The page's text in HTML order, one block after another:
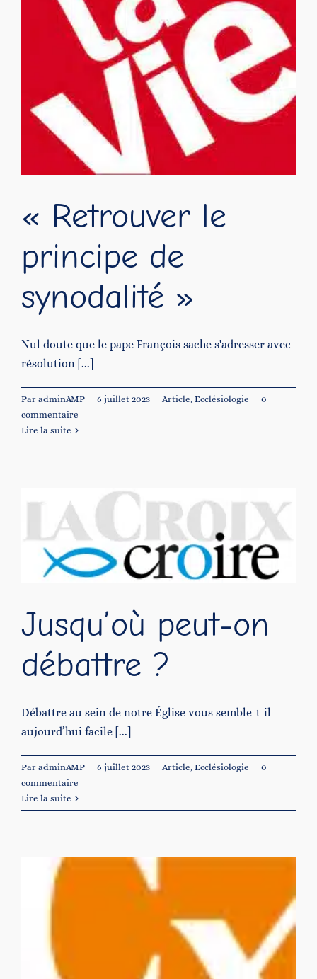
« Retrouver le
principe de
synodalité »
Nul doute que le pape François sache s'adresser avec
résolution [...]
Par adminAMP | 6 juillet 2023 | Article, Ecclésiologie | 0
commentaire
Lire la suite
Jusqu’où peut-on
débattre ?
Débattre au sein de notre Église vous semble-t-il
aujourd’hui facile [...]
Par adminAMP | 6 juillet 2023 | Article, Ecclésiologie | 0
commentaire
Lire la suite